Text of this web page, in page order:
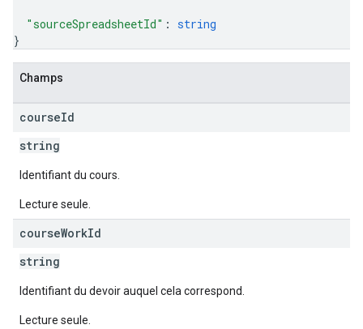
"sourceSpreadsheetId" : string
}
Champs
courseId
string
Identifiant du cours.
Lecture seule.
courseWorkId
string
Identifiant du devoir auquel cela correspond.
Lecture seule.